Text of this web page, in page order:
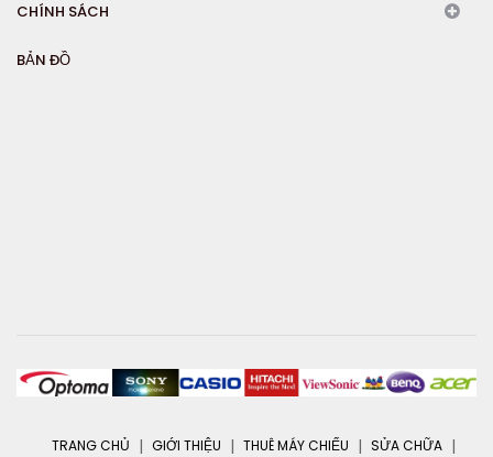
CHÍNH SÁCH
BẢN ĐỒ
TRANG CHỦ GIỚI THIỆU THUÊ MÁY CHIẾU SỬA CHỮA